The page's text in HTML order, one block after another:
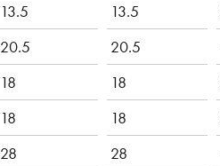
13.5 13.5
20.5 20.5
18 18
18 18
28 28